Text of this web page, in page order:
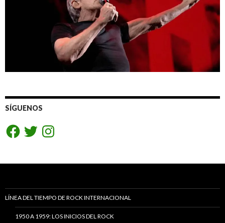
SÍGUENOS
FacebookTwitterInstagram
LÍNEA DEL TIEMPO DE ROCK INTERNACIONAL
1950 A 1959: LOS INICIOS DEL ROCK